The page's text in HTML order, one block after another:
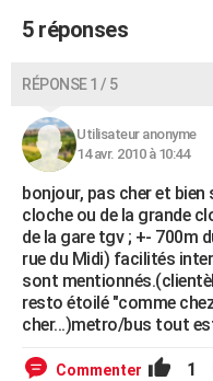
GUIDES D'ACHAT
BONS PLANS
CARTE DE VOEUX
Carte de Noël
Carte Bonne année
Carte Saint-Valentin
Carte Pâques
Carte d'anniversaire
DICTIONNAIRE
Dictionnaire
Biographies
Citations
Expressions
Proverbes
PROGRAMME TV
COPAINS D'AVANT
S'inscrire
Se connecter
Lycées
Collèges
Primaires
Universités
Entreprises
Service militaire
Avis de recherche
AVIS DE DÉCÈS
FORUM
5 réponses
RÉPONSE 1 / 5
Utilisateur anonyme
14 avr. 2010 à 10:44
bonjour, pas cher et
cloche ou de la grande
de la gare tgv ; +- 700m
rue du Midi) facilités
sont
resto étoilé "comme
cher...)metro/bus tout
Commenter 1